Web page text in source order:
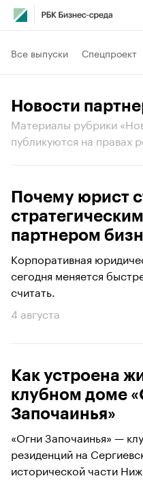
Все выпуски Спецпроект
Новости
Материалы рубрики
публикуются на правах
Почему юрист
стратегическим
партнером
Корпоративная
сегодня меняется
считать.
4 августа
Как устроена
клубном доме
Започаинья»
«Огни Започаинья» —
резиденций на
исторической части